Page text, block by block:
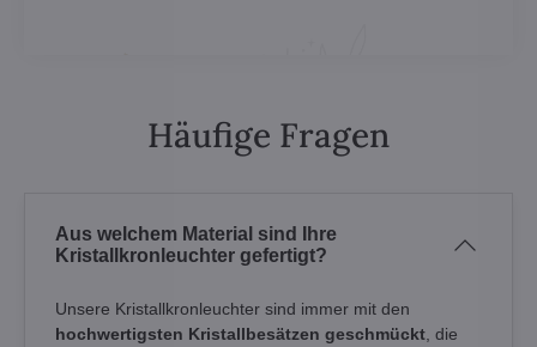
Häufige Fragen
Aus welchem Material sind Ihre
Kristallkronleuchter gefertigt?
Unsere Kristallkronleuchter sind immer mit den
hochwertigsten Kristallbesätzen geschmückt , die